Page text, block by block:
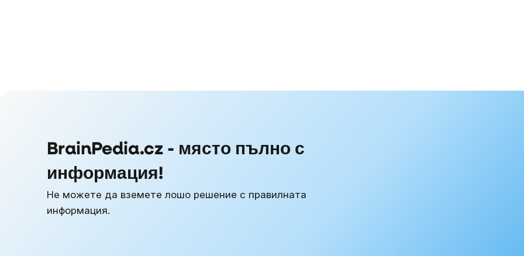
BrainPedia.cz - място пълно с
информация!
Не можете да вземете лошо решение с правилната
информация.